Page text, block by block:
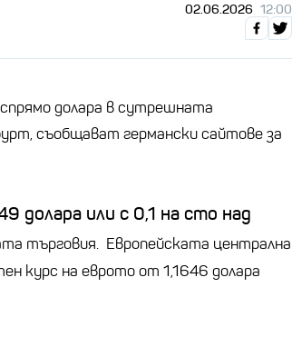
02.06.2026 12:00
долара в сутрешната
съобщават германски сайтове за
долара или с 0,1 на сто над
търговия. Европейската централна
курс на еврото от 1,1646 долара